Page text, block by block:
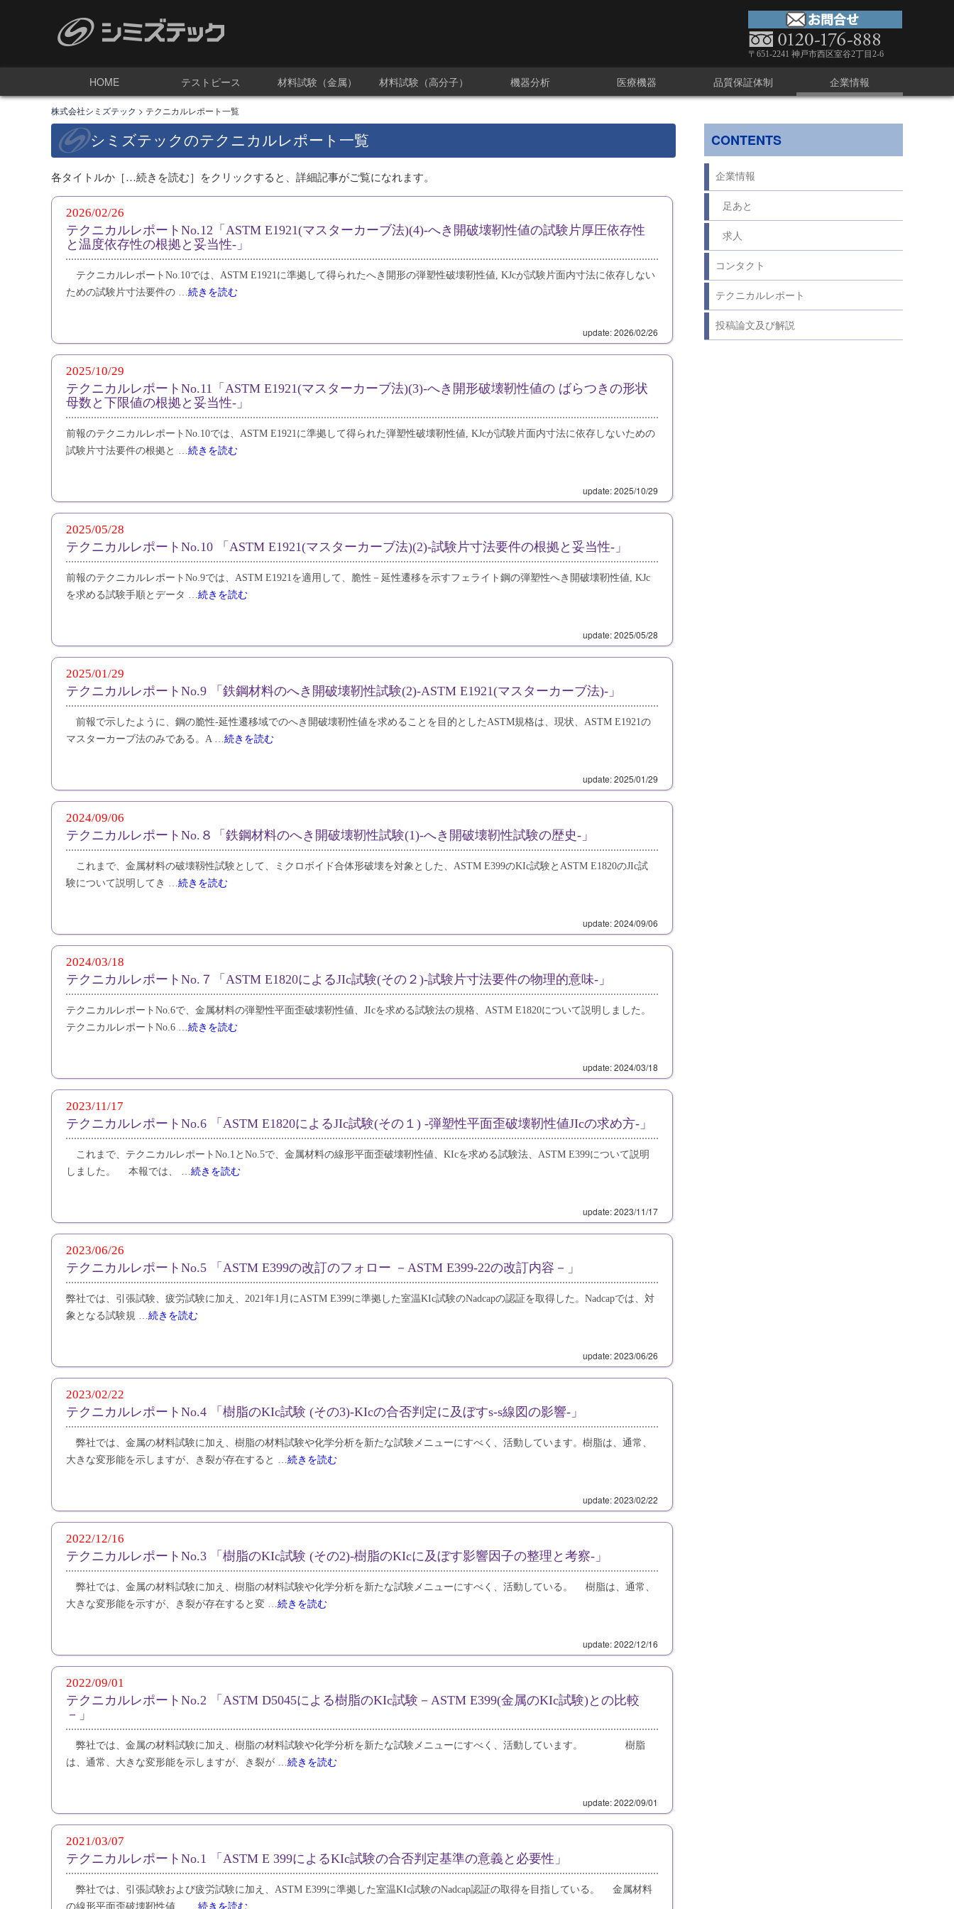
〒651-2241 神戸市西区室谷2丁目2-6
HOME テストピース 材料試験（金属） 材料試験（高分子） 機器分析 医療機器 品質保証体制 企業情報
株式会社シミズテック > テクニカルレポート一覧
シミズテックのテクニカルレポート一覧
各タイトルか［…続きを読む］をクリックすると、詳細記事がご覧になれます。
2026/02/26
テクニカルレポートNo.12「ASTM E1921(マスターカーブ法)(4)‐へき開破壊靭性値の試験片厚圧依存性
と温度依存性の根拠と妥当性‐」
テクニカルレポートNo.10では、ASTM E1921に準拠して得られたへき開形の弾塑性破壊靭性値, KJcが試験片面内寸法に依存しない
ための試験片寸法要件の …続きを読む
update: 2026/02/26
2025/10/29
テクニカルレポートNo.11「ASTM E1921(マスターカーブ法)(3)‐へき開形破壊靭性値の ばらつきの形状
母数と下限値の根拠と妥当性‐」
前報のテクニカルレポートNo.10では、ASTM E1921に準拠して得られた弾塑性破壊靭性値, KJcが試験片面内寸法に依存しないための
試験片寸法要件の根拠と …続きを読む
update: 2025/10/29
2025/05/28
テクニカルレポートNo.10 「ASTM E1921(マスターカーブ法)(2)‐試験片寸法要件の根拠と妥当性‐」
前報のテクニカルレポートNo.9では、ASTM E1921を適用して、脆性－延性遷移を示すフェライト鋼の弾塑性へき開破壊靭性値, KJc
を求める試験手順とデータ …続きを読む
update: 2025/05/28
2025/01/29
テクニカルレポートNo.9 「鉄鋼材料のへき開破壊靭性試験(2)‐ASTM E1921(マスターカーブ法)‐」
前報で示したように、鋼の脆性-延性遷移域でのへき開破壊靭性値を求めることを目的としたASTM規格は、現状、ASTM E1921の
マスターカーブ法のみである。A …続きを読む
update: 2025/01/29
2024/09/06
テクニカルレポートNo.８「鉄鋼材料のへき開破壊靭性試験(1)‐へき開破壊靭性試験の歴史‐」
これまで、金属材料の破壊靱性試験として、ミクロボイド合体形破壊を対象とした、ASTM E399のKIc試験とASTM E1820のJIc試
験について説明してき …続きを読む
update: 2024/09/06
2024/03/18
テクニカルレポートNo.７「ASTM E1820によるJIc試験(その２)‐試験片寸法要件の物理的意味‐」
テクニカルレポートNo.6で、金属材料の弾塑性平面歪破壊靭性値、JIcを求める試験法の規格、ASTM E1820について説明しました。
テクニカルレポートNo.6 …続きを読む
update: 2024/03/18
2023/11/17
テクニカルレポートNo.6 「ASTM E1820によるJIc試験(その１) ‐弾塑性平面歪破壊靭性値JIcの求め方‐」
これまで、テクニカルレポートNo.1とNo.5で、金属材料の線形平面歪破壊靭性値、KIcを求める試験法、ASTM E399について説明
しました。 本報では、 …続きを読む
update: 2023/11/17
2023/06/26
テクニカルレポートNo.5 「ASTM E399の改訂のフォロー －ASTM E399-22の改訂内容－」
弊社では、引張試験、疲労試験に加え、2021年1月にASTM E399に準拠した室温KIc試験のNadcapの認証を取得した。Nadcapでは、対
象となる試験規 …続きを読む
update: 2023/06/26
2023/02/22
テクニカルレポートNo.4 「樹脂のKIc試験 (その3)‐KIcの合否判定に及ぼすs-s線図の影響‐」
弊社では、金属の材料試験に加え、樹脂の材料試験や化学分析を新たな試験メニューにすべく、活動しています。樹脂は、通常、
大きな変形能を示しますが、き裂が存在すると …続きを読む
update: 2023/02/22
2022/12/16
テクニカルレポートNo.3 「樹脂のKIc試験 (その2)‐樹脂のKIcに及ぼす影響因子の整理と考察‐」
弊社では、金属の材料試験に加え、樹脂の材料試験や化学分析を新たな試験メニューにすべく、活動している。 樹脂は、通常、
大きな変形能を示すが、き裂が存在すると変 …続きを読む
update: 2022/12/16
2022/09/01
テクニカルレポートNo.2 「ASTM D5045による樹脂のKIc試験－ASTM E399(金属のKIc試験)との比較
－」
弊社では、金属の材料試験に加え、樹脂の材料試験や化学分析を新たな試験メニューにすべく、活動しています。 樹脂
は、通常、大きな変形能を示しますが、き裂が …続きを読む
update: 2022/09/01
2021/03/07
テクニカルレポートNo.1 「ASTM E 399によるKIc試験の合否判定基準の意義と必要性」
弊社では、引張試験および疲労試験に加え、ASTM E399に準拠した室温KIc試験のNadcap認証の取得を目指している。 金属材料
の線形平面歪破壊靭性値、 … 続きを読む
CONTENTS
企業情報
足あと
求人
コンタクト
テクニカルレポート
投稿論文及び解説